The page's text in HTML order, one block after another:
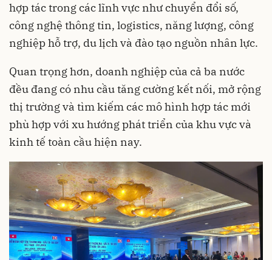
hợp tác trong các lĩnh vực như chuyển đổi số,
công nghệ thông tin, logistics, năng lượng, công
nghiệp hỗ trợ, du lịch và đào tạo nguồn nhân lực.
Quan trọng hơn, doanh nghiệp của cả ba nước
đều đang có nhu cầu tăng cường kết nối, mở rộng
thị trường và tìm kiếm các mô hình hợp tác mới
phù hợp với xu hướng phát triển của khu vực và
kinh tế toàn cầu hiện nay.